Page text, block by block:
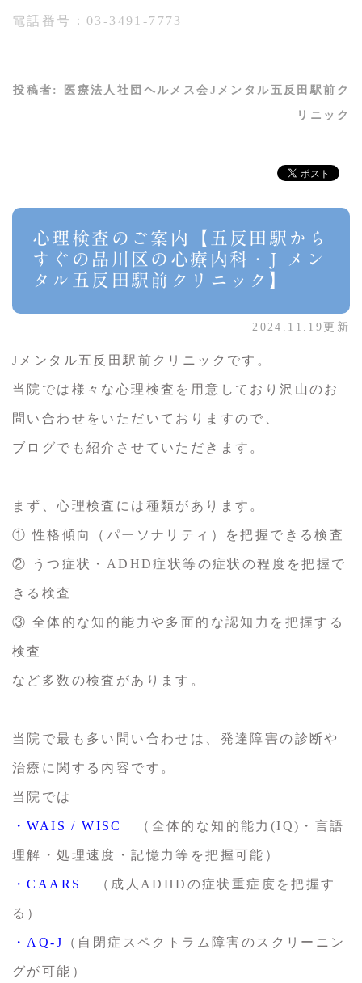
電話番号：03-3491-7773
投稿者: 医療法人社団ヘルメス会Jメンタル五反田駅前ク
リニック
心理検査のご案内【五反田駅から
すぐの品川区の心療内科・J メン
タル五反田駅前クリニック】
2024.11.19更新
Jメンタル五反田駅前クリニックです。
当院では様々な心理検査を用意しており沢山のお
問い合わせをいただいておりますので、
ブログでも紹介させていただきます。
まず、心理検査には種類があります。
① 性格傾向（パーソナリティ）を把握できる検査
② うつ症状・ADHD症状等の症状の程度を把握で
きる検査
③ 全体的な知的能力や多面的な認知力を把握する
検査
など多数の検査があります。
当院で最も多い問い合わせは、発達障害の診断や
治療に関する内容です。
当院では
・WAIS / WISC （全体的な知的能力(IQ)・言語
理解・処理速度・記憶力等を把握可能）
・CAARS （成人ADHDの症状重症度を把握す
る）
・AQ-J （自閉症スペクトラム障害のスクリーニン
グが可能）